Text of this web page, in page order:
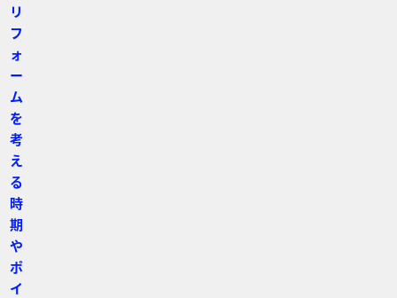
リ
フ
ォ
ー
ム
を
考
え
る
時
期
や
ポ
イ